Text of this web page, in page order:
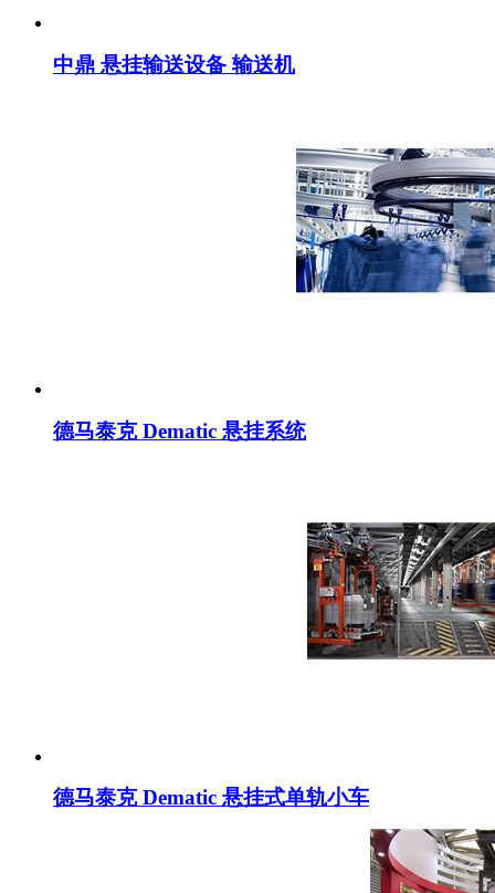
中鼎 悬挂输送设备 输送机
德马泰克 Dematic 悬挂系统
德马泰克 Dematic 悬挂式单轨小车